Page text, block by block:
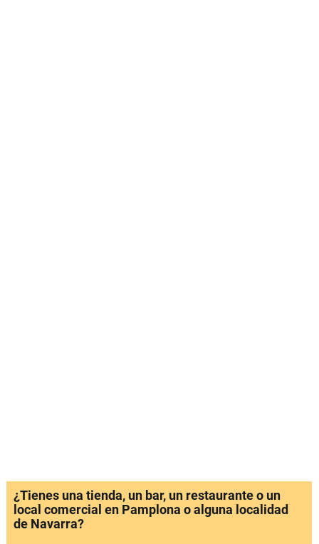
¿Tienes una tienda, un bar, un restaurante o un
local comercial en Pamplona o alguna localidad
de Navarra?